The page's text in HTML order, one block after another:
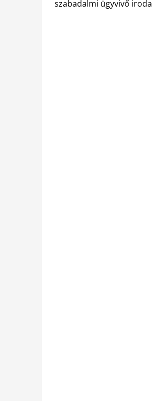
szabadalmi ügyvivő iroda